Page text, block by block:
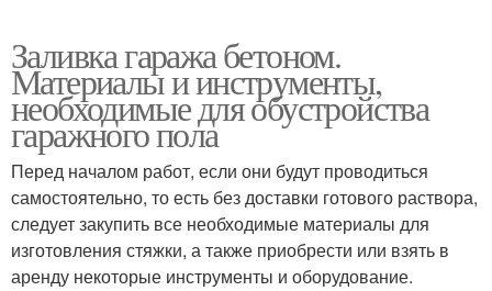
Заливка гаража бетоном.
Материалы и инструменты,
необходимые для обустройства
гаражного пола
Перед началом работ, если они будут проводиться
самостоятельно, то есть без доставки готового раствора,
следует закупить все необходимые материалы для
изготовления стяжки, а также приобрести или взять в
аренду некоторые инструменты и оборудование.